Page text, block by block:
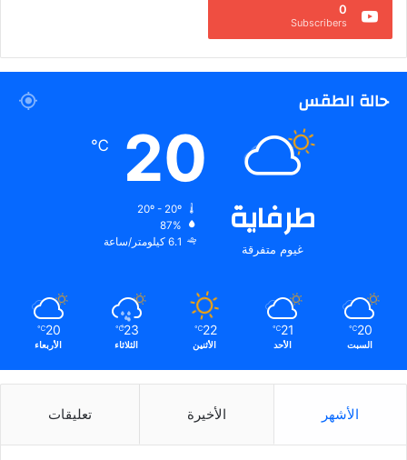
0
Subscribers
حالة الطقس
طرفاية
غيوم متفرقة
20
℃
87%
6.1 كيلومتر/ساعة
20
℃
السبت
21
℃
الأحد
22
℃
الأثنين
23
℃
الثلاثاء
20
℃
الأربعاء
الأشهر الأخيرة تعليقات